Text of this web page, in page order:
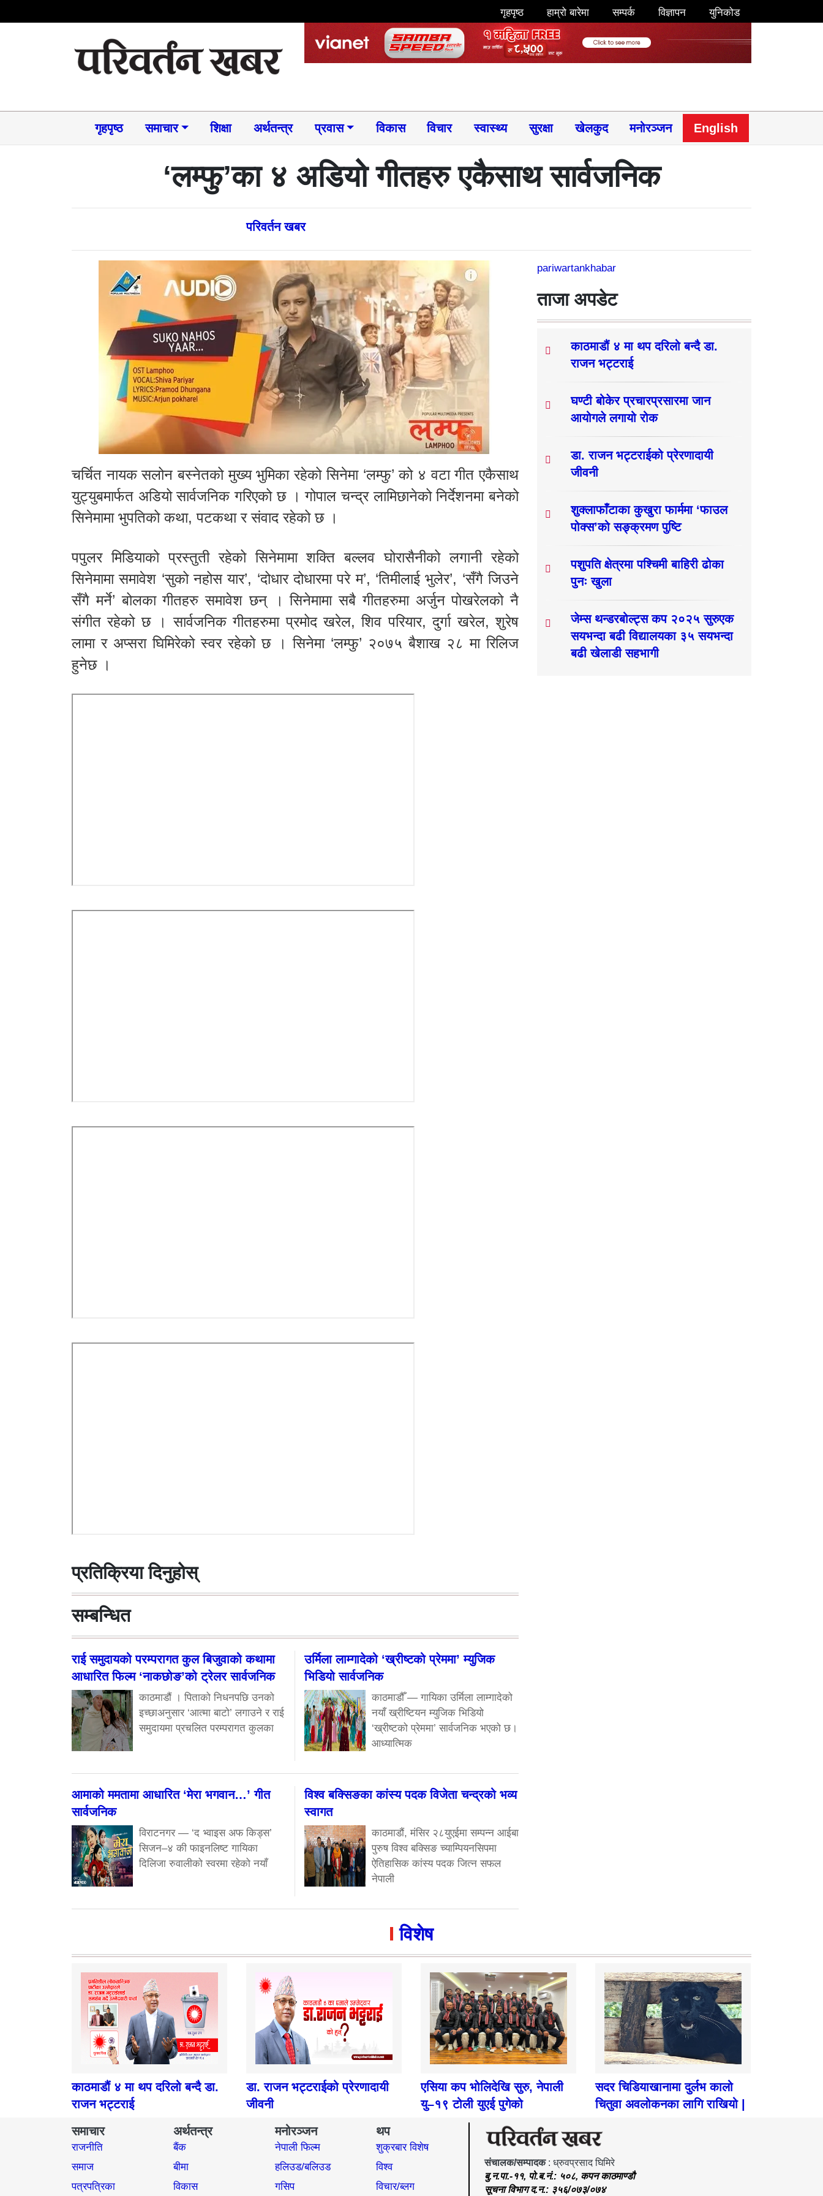
गृहपृष्ठ हाम्रो बारेमा सम्पर्क विज्ञापन युनिकोड
गृहपृष्ठ समाचार​ शिक्षा अर्थतन्त्र प्रवास विकास विचार स्वास्थ्य सुरक्षा खेलकुद मनोरञ्जन English
‘लम्फु’का ४ अडियो गीतहरु एकैसाथ सार्वजनिक
परिवर्तन खबर
चर्चित नायक सलोन बस्नेतको मुख्य भुमिका रहेको सिनेमा ‘लम्फु’ को ४ वटा गीत एकैसाथ
युट्युबमार्फत अडियो सार्वजनिक गरिएको छ । गोपाल चन्द्र लामिछानेको निर्देशनमा बनेको
सिनेमामा भुपतिको कथा, पटकथा र संवाद रहेको छ ।
पपुलर मिडियाको प्रस्तुती रहेको सिनेमामा शक्ति बल्लव घोरासैनीको लगानी रहेको
सिनेमामा समावेश ‘सुको नहोस यार’, ‘दोधार दोधारमा परे म’, ‘तिमीलाई भुलेर’, ‘सँगै जिउने
सँगै मर्ने’ बोलका गीतहरु समावेश छन् । सिनेमामा सबै गीतहरुमा अर्जुन पोखरेलको नै
संगीत रहेको छ । सार्वजनिक गीतहरुमा प्रमोद खरेल, शिव परियार, दुर्गा खरेल, शुरेष
लामा र अप्सरा घिमिरेको स्वर रहेको छ । सिनेमा ‘लम्फु’ २०७५ बैशाख २८ मा रिलिज
हुनेछ ।
प्रतिक्रिया दिनुहोस्
सम्बन्धित
राई समुदायको परम्परागत कुल बिजुवाको कथामा
आधारित फिल्म ‘नाकछोङ’को ट्रेलर सार्वजनिक
काठमाडौं । पिताको निधनपछि उनको
इच्छाअनुसार ‘आत्मा बाटो’ लगाउने र राई
समुदायमा प्रचलित परम्परागत कुलका
उर्मिला लाम्गादेको ‘ख्रीष्टको प्रेममा’ म्युजिक
भिडियो सार्वजनिक
काठमाडौँ — गायिका उर्मिला लाम्गादेको
नयाँ ख्रीष्टियन म्युजिक भिडियो
‘ख्रीष्टको प्रेममा’ सार्वजनिक भएको छ।
आध्यात्मिक
आमाको ममतामा आधारित ‘मेरा भगवान…’ गीत
सार्वजनिक
विराटनगर — ‘द भ्वाइस अफ किड्स’
सिजन–४ की फाइनलिष्ट गायिका
दिलिजा रुवालीको स्वरमा रहेको नयाँ
विश्व बक्सिङका कांस्य पदक विजेता चन्द्रको भव्य
स्वागत
काठमाडौं, मंसिर २८युएईमा सम्पन्न आईबा
पुरुष विश्व बक्सिङ च्याम्पियनसिपमा
ऐतिहासिक कांस्य पदक जित्न सफल
नेपाली
pariwartankhabar
ताजा अपडेट
काठमाडौं ४ मा थप दरिलो बन्दै डा.
राजन भट्टराई
घण्टी बोकेर प्रचारप्रसारमा जान
आयोगले लगायो रोक
डा. राजन भट्टराईको प्रेरणादायी
जीवनी
शुक्लाफाँटाका कुखुरा फार्ममा ‘फाउल
पोक्स’को सङ्क्रमण पुष्टि
पशुपति क्षेत्रमा पश्चिमी बाहिरी ढोका
पुनः खुला
जेम्स थन्डरबोल्ट्स कप २०२५ सुरुएक
सयभन्दा बढी विद्यालयका ३५ सयभन्दा
बढी खेलाडी सहभागी
विशेष
काठमाडौं ४ मा थप दरिलो बन्दै डा.
राजन भट्टराई
डा. राजन भट्टराईको प्रेरणादायी
जीवनी
एसिया कप भोलिदेखि सुरु, नेपाली
यु–१९ टोली युएई पुगेको
सदर चिडियाखानामा दुर्लभ कालो
चितुवा अवलोकनका लागि राखियो |
समाचार
राजनीति
समाज​
पत्रपत्रिका
अर्थतन्त्र
बैंक
बीमा
विकास
मनोरञ्जन
नेपाली फिल्म
हलिउड/बलिउड
गसिप
थप
शुक्रबार विशेष
विश्व
विचार/ब्लग
संचालक/सम्पादक: ध्रुवप्रसाद घिमिरे
बु.न.पा.-११, पो.ब.नं.: ५०८, कपन काठमाण्डौ
सूचना विभाग द.न.: ३५६/०७३/०७४